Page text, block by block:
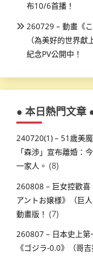
布10/6首播！
260729 – 動畫《
（為美好的世界
紀念PV公開中！
● 本日熱門文章
240720(1) – 51歲美
「森渉」宣布離婚：
一家人。 (8)
260808 – 巨女控歡喜
アントお嬢様》（巨
動畫版！ (7)
260807 – 日本史上第
《ゴジラ-0.0》（哥